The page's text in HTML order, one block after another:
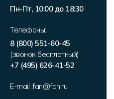
Пн-Пт, 10:00 до 18:30
Телефоны:
8 (800) 551-60-45
(звонок бесплатный)
+7 (495) 626-41-52
E-mail: fan@fan.ru